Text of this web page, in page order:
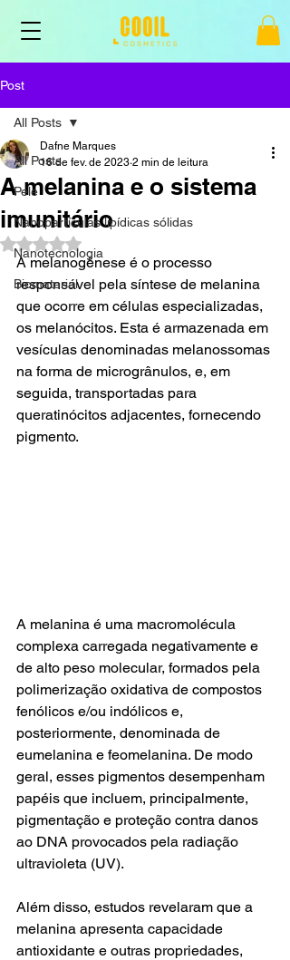
Post
All Posts
Pele
Nanopartículas lipídicas sólidas
Nanotecnologia
Biomaterial
All Posts
A melanina e o sistema
imunitário
Dafne Marques
16 de fev. de 2023 2 min de leitura
Avaliado com NaN de 5 estrelas.
A melanogênese é o processo
responsável pela síntese de melanina
que ocorre em células especializadas,
os melanócitos. Esta é armazenada em
vesículas denominadas melanossomas
na forma de microgrânulos, e, em
seguida, transportadas para
queratinócitos adjacentes, fornecendo
pigmento.
A melanina é uma macromolécula
complexa carregada negativamente e
de alto peso molecular, formados pela
polimerização oxidativa de compostos
fenólicos e/ou indólicos e,
posteriormente, denominada de
eumelanina e feomelanina. De modo
geral, esses pigmentos desempenham
papéis que incluem, principalmente,
pigmentação e proteção contra danos
ao DNA provocados pela radiação
ultravioleta (UV).
Além disso, estudos revelaram que a
melanina apresenta capacidade
antioxidante e outras propriedades,